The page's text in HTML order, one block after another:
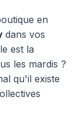
en
dans vos
est la
les mardis ?
qu'il existe